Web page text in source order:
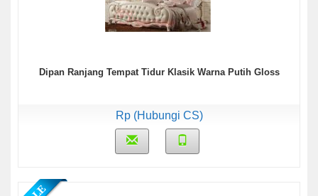
Dipan Ranjang Tempat Tidur Klasik Warna Putih Gloss
Rp (Hubungi CS)